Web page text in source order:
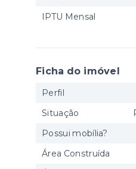
IPTU Mensal
Ficha do imóvel
Perfil
Situação
Possui mobília?
Área Construída